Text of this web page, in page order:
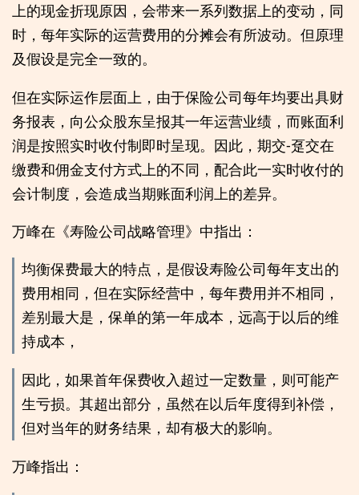
上的现金折现原因，会带来一系列数据上的变动，同
时，每年实际的运营费用的分摊会有所波动。但原理
及假设是完全一致的。
但在实际运作层面上，由于保险公司每年均要出具财
务报表，向公众股东呈报其一年运营业绩，而账面利
润是按照实时收付制即时呈现。因此，期交-趸交在
缴费和佣金支付方式上的不同，配合此一实时收付的
会计制度，会造成当期账面利润上的差异。
万峰在《寿险公司战略管理》中指出：
均衡保费最大的特点，是假设寿险公司每年支出的
费用相同，但在实际经营中，每年费用并不相同，
差别最大是，保单的第一年成本，远高于以后的维
持成本，
因此，如果首年保费收入超过一定数量，则可能产
生亏损。其超出部分，虽然在以后年度得到补偿，
但对当年的财务结果，却有极大的影响。
万峰指出：